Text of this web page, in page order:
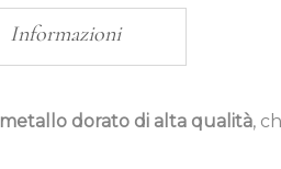
Informazioni
metallo dorato di alta qualità,